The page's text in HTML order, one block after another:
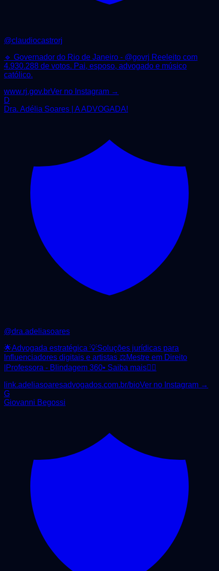
@claudiocastrorj
🔹 Governador do Rio de Janeiro - @govrj Reeleito com
4.930.288 de votos. Pai, esposo, advogado e músico
católico.
www.rj.gov.brVer no Instagram →
D
Dra. Adélia Soares | A ADVOGADA!
@dra.adeliasoares
🌟Advogada estratégica 💡Soluções jurídicas para
Influenciadores digitais e artistas ⚖️Mestre em Direito
|Professora - Blindagem 360• Saiba mais👇🏾
link.adeliasoaresadvogados.com.br/bioVer no Instagram →
G
Giovanni Begossi